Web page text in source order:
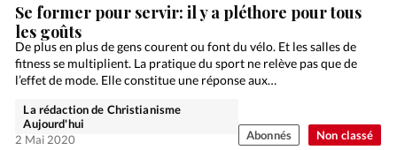
Non classé
Se former pour servir: il y a pléthore pour tous
les goûts
De plus en plus de gens courent ou font du vélo. Et les salles de
fitness se multiplient. La pratique du sport ne relève pas que de
l’effet de mode. Elle constitue une réponse aux…
La rédaction de Christianisme
Aujourd'hui
2 Mai 2020
Abonnés